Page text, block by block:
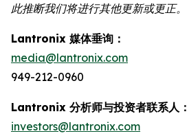
此推断我们将进行其他更新或更正。
Lantronix 媒体垂询：
media@lantronix.com
949-212-0960
Lantronix 分析师与投资者联系人：
investors@lantronix.com